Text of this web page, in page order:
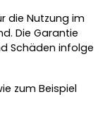
die Nutzung im
Die Garantie
Schäden infolge
zum Beispiel